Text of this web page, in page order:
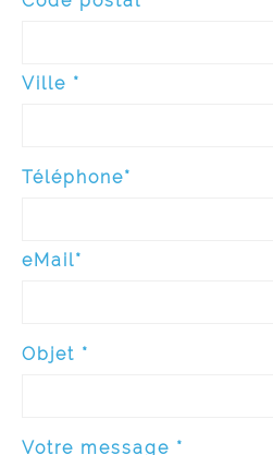
Ville *
Téléphone*
eMail*
Objet *
Votre message *